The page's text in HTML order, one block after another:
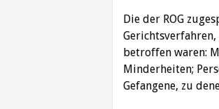
Die der ROG
Gerichtsverfahren,
betroffen waren:
Minderheiten;
Gefangene, zu